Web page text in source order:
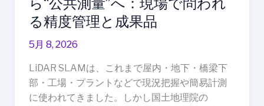
ら“公共測量”へ：現場で問われ
る精度管理と成果品
5月 8, 2026
LiDAR SLAMは、これまで屋内・地下・橋梁下
部・工場・プラントなどで現況把握や簡易計測
に使われてきました。しかし国土地理院の
で
問
わ
る
精
度